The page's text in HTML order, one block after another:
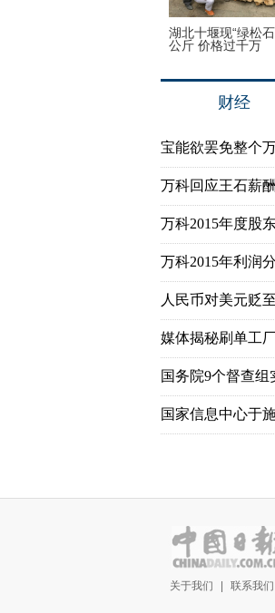
“双头姐妹”共享一
毕业
财经
宝能欲罢免整个
万科回应王石薪
万科2015年度股
万科2015年利润
人民币对美元贬
媒体揭秘刷单工
国务院9个督查组
国家信息中心于
关于我们 联系我们